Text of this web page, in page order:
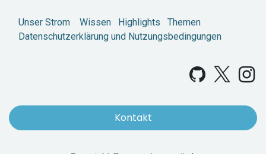
Unser Strom Wissen Highlights
Themen
Datenschutzerklärung und Nutzungsbedingungen
Kontakt